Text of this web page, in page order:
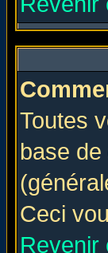
Toutes
base
Ceci
Revenir